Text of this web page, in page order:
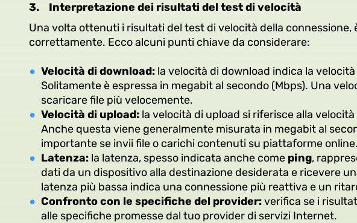
3.
Interpretazione dei risultati del test di velocità
Una volta ottenuti i risultati del test di velocità della
correttamente. Ecco alcuni punti chiave da considerare:
Velocità di download: la velocità di download indica la
Solitamente è espressa in megabit al secondo (Mbps). Una
scaricare file più velocemente.
Velocità di upload:la velocità di upload si riferisce alla
Anche questa viene generalmente misurata in megabit al
importante se invii file o carichi contenuti su piattaforme online.
Latenza: la latenza, spesso indicata anche come ping,
dati da un dispositivo alla destinazione desiderata e ricevere
latenza più bassa indica una connessione più reattiva e un
Confronto con le specifiche del provider:verifica se i
alle specifiche promesse dal tuo provider di servizi Internet.